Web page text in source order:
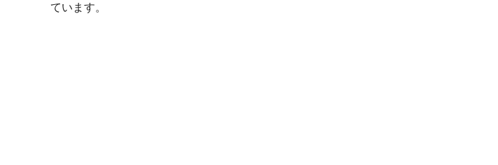
ています。